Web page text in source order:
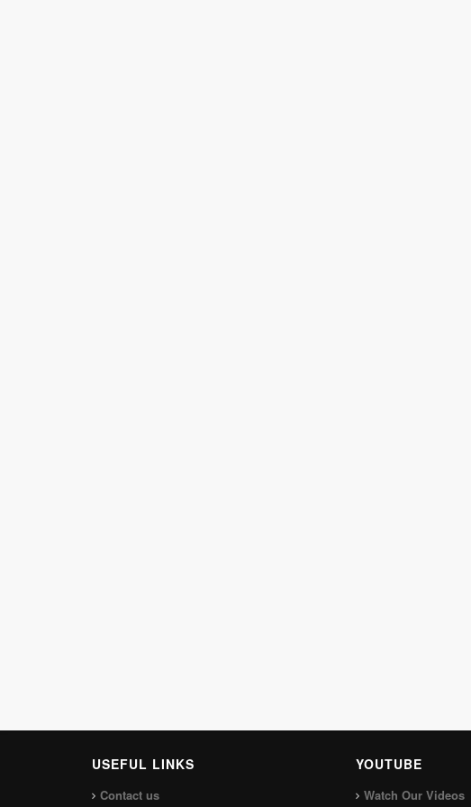
USEFUL LINKS
Contact us
YOUTUBE
Watch Our Videos